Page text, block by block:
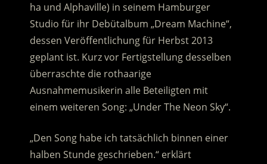
ha und Alphaville) in seinem Hamburger
Studio für ihr Debütalbum „Dream Machine“,
dessen Veröffentlichung für Herbst 2013
geplant ist. Kurz vor Fertigstellung desselben
überraschte die rothaarige
Ausnahmemusikerin alle Beteiligten mit
einem weiteren Song: „Under The Neon Sky“.
„Den Song habe ich tatsächlich binnen einer
halben Stunde geschrieben.“ erklärt